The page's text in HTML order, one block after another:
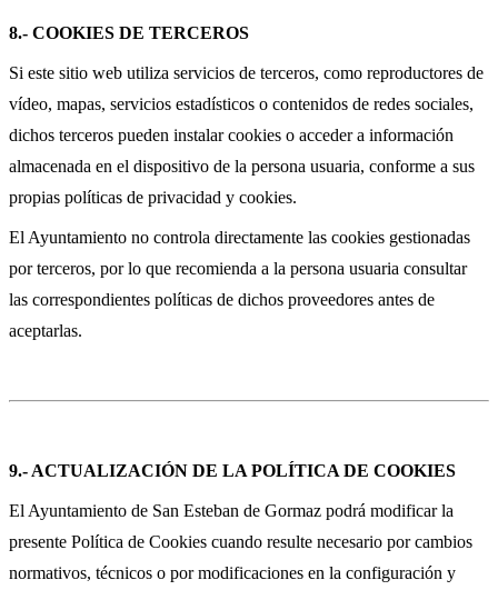
8.- COOKIES DE TERCEROS
Si este sitio web utiliza servicios de terceros, como reproductores de
vídeo, mapas, servicios estadísticos o contenidos de redes sociales,
dichos terceros pueden instalar cookies o acceder a información
almacenada en el dispositivo de la persona usuaria, conforme a sus
propias políticas de privacidad y cookies.
El Ayuntamiento no controla directamente las cookies gestionadas
por terceros, por lo que recomienda a la persona usuaria consultar
las correspondientes políticas de dichos proveedores antes de
aceptarlas.
9.- ACTUALIZACIÓN DE LA POLÍTICA DE COOKIES
El Ayuntamiento de San Esteban de Gormaz podrá modificar la
presente Política de Cookies cuando resulte necesario por cambios
normativos, técnicos o por modificaciones en la configuración y